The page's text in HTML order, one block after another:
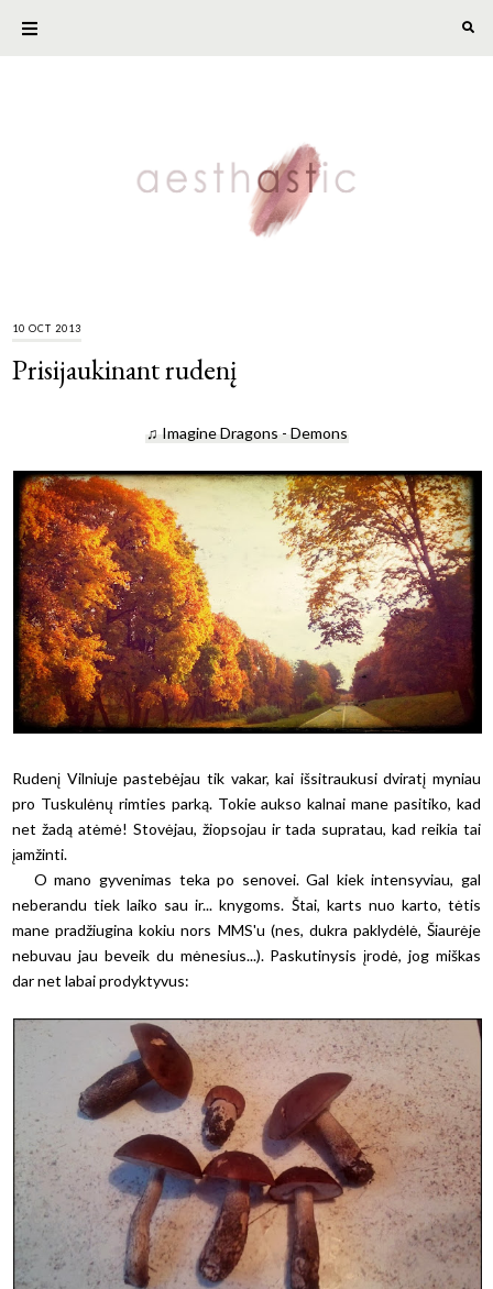
10 OCT 2013
Prisijaukinant rudenį
♫ Imagine Dragons - Demons
Rudenį Vilniuje pastebėjau tik vakar, kai išsitraukusi dviratį myniau
pro Tuskulėnų rimties parką. Tokie aukso kalnai mane pasitiko, kad
net žadą atėmė! Stovėjau, žiopsojau ir tada supratau, kad reikia tai
įamžinti.
O mano gyvenimas teka po senovei. Gal kiek intensyviau, gal
neberandu tiek laiko sau ir... knygoms. Štai, karts nuo karto, tėtis
mane pradžiugina kokiu nors MMS'u (nes, dukra paklydėlė, Šiaurėje
nebuvau jau beveik du mėnesius...). Paskutinysis įrodė, jog miškas
dar net labai prodyktyvus: